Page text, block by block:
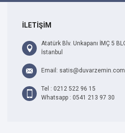
İLETİŞİM
Atatürk Blv. Unkapanı İMÇ 5
İstanbul
Email: satis@duvarzemin.com
Tel : 0212 522 96 15
Whatsapp : 0541 213 97 30